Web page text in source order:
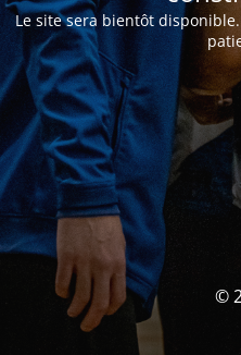
Le site sera bientôt
©